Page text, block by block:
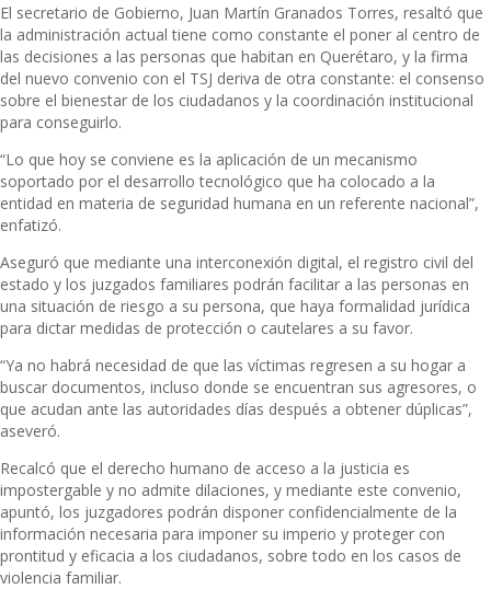
El secretario de Gobierno, Juan Martín Granados Torres, resaltó que
la administración actual tiene como constante el poner al centro de
las decisiones a las personas que habitan en Querétaro, y la firma
del nuevo convenio con el TSJ deriva de otra constante: el consenso
sobre el bienestar de los ciudadanos y la coordinación institucional
para conseguirlo.
“Lo que hoy se conviene es la aplicación de un mecanismo
soportado por el desarrollo tecnológico que ha colocado a la
entidad en materia de seguridad humana en un referente nacional”,
enfatizó.
Aseguró que mediante una interconexión digital, el registro civil del
estado y los juzgados familiares podrán facilitar a las personas en
una situación de riesgo a su persona, que haya formalidad jurídica
para dictar medidas de protección o cautelares a su favor.
“Ya no habrá necesidad de que las víctimas regresen a su hogar a
buscar documentos, incluso donde se encuentran sus agresores, o
que acudan ante las autoridades días después a obtener dúplicas”,
aseveró.
Recalcó que el derecho humano de acceso a la justicia es
impostergable y no admite dilaciones, y mediante este convenio,
apuntó, los juzgadores podrán disponer confidencialmente de la
información necesaria para imponer su imperio y proteger con
prontitud y eficacia a los ciudadanos, sobre todo en los casos de
violencia familiar.